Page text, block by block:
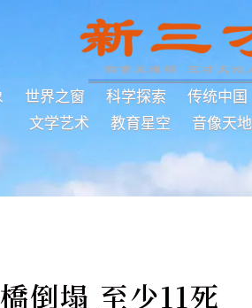
世界之窗 科学探索 传统中国
文学艺术
教育星空 音像天地
倒塌 至少11死